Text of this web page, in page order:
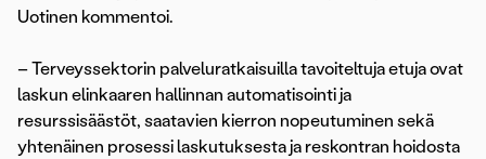
Uotinen kommentoi.
– Terveyssektorin palveluratkaisuilla tavoiteltuja etuja ovat
laskun elinkaaren hallinnan automatisointi ja
resurssisäästöt, saatavien kierron nopeutuminen sekä
yhtenäinen prosessi laskutuksesta ja reskontran hoidosta